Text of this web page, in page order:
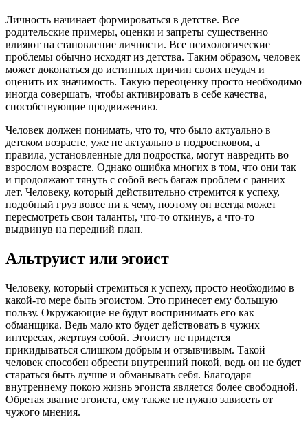
Личность начинает формироваться в детстве. Все
родительские примеры, оценки и запреты существенно
влияют на становление личности. Все психологические
проблемы обычно исходят из детства. Таким образом, человек
может докопаться до истинных причин своих неудач и
оценить их значимость. Такую переоценку просто необходимо
иногда совершать, чтобы активировать в себе качества,
способствующие продвижению.
Человек должен понимать, что то, что было актуально в
детском возрасте, уже не актуально в подростковом, а
правила, установленные для подростка, могут навредить во
взрослом возрасте. Однако ошибка многих в том, что они так
и продолжают тянуть с собой весь багаж проблем с ранних
лет. Человеку, который действительно стремится к успеху,
подобный груз вовсе ни к чему, поэтому он всегда может
пересмотреть свои таланты, что-то откинув, а что-то
выдвинув на передний план.
Альтруист или эгоист
Человеку, который стремиться к успеху, просто необходимо в
какой-то мере быть эгоистом. Это принесет ему большую
пользу. Окружающие не будут воспринимать его как
обманщика. Ведь мало кто будет действовать в чужих
интересах, жертвуя собой. Эгоисту не придется
прикидываться слишком добрым и отзывчивым. Такой
человек способен обрести внутренний покой, ведь он не будет
стараться быть лучше и обманывать себя. Благодаря
внутреннему покою жизнь эгоиста является более свободной.
Обретая звание эгоиста, ему также не нужно зависеть от
чужого мнения.